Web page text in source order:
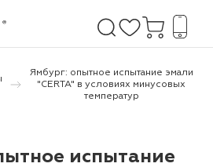
Ямбург: опытное испытание эмали
"CERTA" в условиях минусовых
температур
испытание